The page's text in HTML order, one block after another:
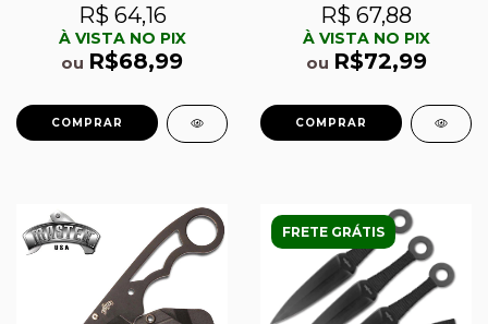
R$ 64,16
À VISTA NO PIX
ou R$68,99
R$ 67,88
À VISTA NO PIX
ou R$72,99
FRETE GRÁTIS